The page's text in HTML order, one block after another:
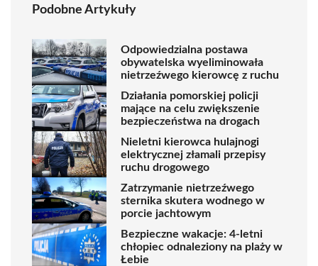
Podobne Artykuły
Odpowiedzialna postawa
obywatelska wyeliminowała
nietrzeźwego kierowcę z ruchu
Działania pomorskiej policji
mające na celu zwiększenie
bezpieczeństwa na drogach
Nieletni kierowca hulajnogi
elektrycznej złamali przepisy
ruchu drogowego
Zatrzymanie nietrzeźwego
sternika skutera wodnego w
porcie jachtowym
Bezpieczne wakacje: 4-letni
chłopiec odnaleziony na plaży w
Łebie